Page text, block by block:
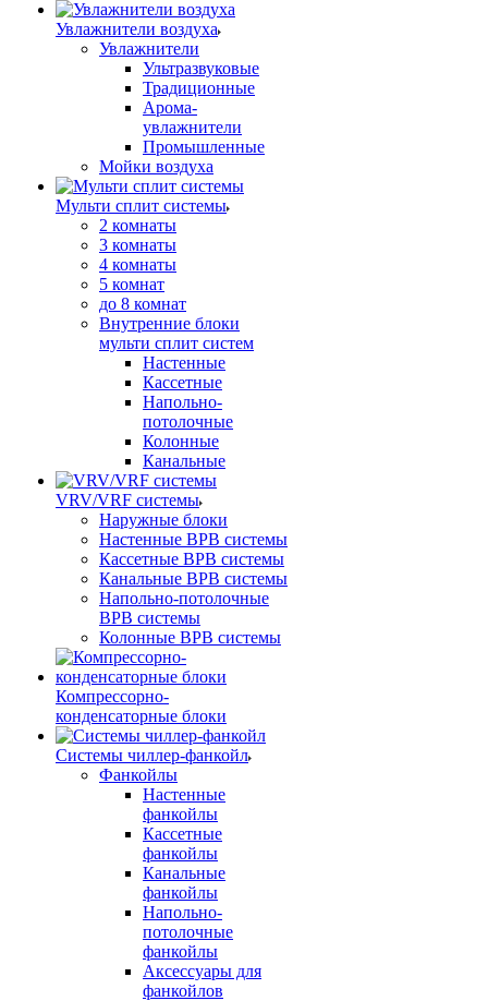
Увлажнители воздуха
Увлажнители
Ультразвуковые
Традиционные
Арома-
увлажнители
Промышленные
Мойки воздуха
Мульти сплит системы
2 комнаты
3 комнаты
4 комнаты
5 комнат
до 8 комнат
Внутренние блоки
мульти сплит систем
Настенные
Кассетные
Напольно-
потолочные
Колонные
Канальные
VRV/VRF системы
Наружные блоки
Настенные ВРВ системы
Кассетные ВРВ системы
Канальные ВРВ системы
Напольно-потолочные
ВРВ системы
Колонные ВРВ системы
Компрессорно-
конденсаторные блоки
Системы чиллер-фанкойл
Фанкойлы
Настенные
фанкойлы
Кассетные
фанкойлы
Канальные
фанкойлы
Напольно-
потолочные
фанкойлы
Аксессуары для
фанкойлов